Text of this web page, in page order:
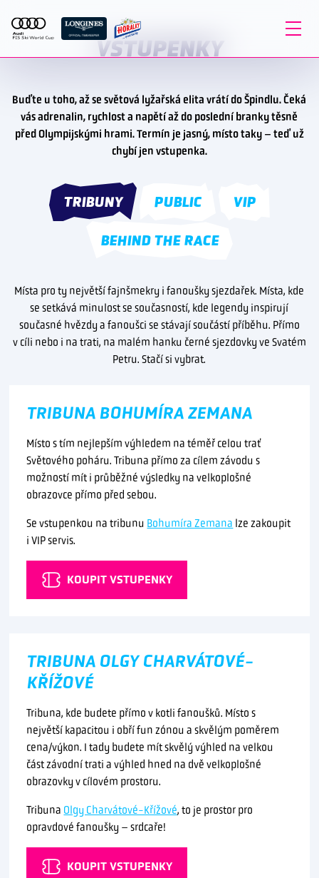
VSTUPENKY
Buďte u toho, až se světová lyžařská elita vrátí do Špindlu. Čeká
vás adrenalin, rychlost a napětí až do poslední branky těsně
před Olympijskými hrami. Termín je jasný, místo taky – teď už
chybí jen vstupenka.
TRIBUNY PUBLIC VIP
BEHIND THE RACE
Místa pro ty největší fajnšmekry i fanoušky sjezdařek. Místa, kde
se setkává minulost se současností, kde legendy inspirují
současné hvězdy a fanoušci se stávají součástí příběhu. Přímo
v cíli nebo i na trati, na malém hanku černé sjezdovky ve Svatém
Petru. Stačí si vybrat.
TRIBUNA BOHUMÍRA ZEMANA
Místo s tím nejlepším výhledem na téměř celou trať
Světového poháru. Tribuna přímo za cílem závodu s
možností mít i průběžné výsledky na velkoplošné
obrazovce přímo před sebou.
Se vstupenkou na tribunu Bohumíra Zemana lze zakoupit
i VIP servis.
KOUPIT VSTUPENKY
TRIBUNA OLGY CHARVÁTOVÉ-
KŘÍŽOVÉ
Tribuna, kde budete přímo v kotli fanoušků. Místo s
největší kapacitou i obří fun zónou a skvělým poměrem
cena/výkon. I tady budete mít skvělý výhled na velkou
část závodní trati a výhled hned na dvě velkoplošné
obrazovky v cílovém prostoru.
Tribuna Olgy Charvátové-Křížové, to je prostor pro
opravdové fanoušky – srdcaře!
KOUPIT VSTUPENKY